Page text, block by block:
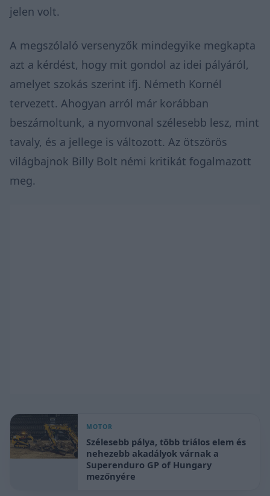
jelen volt.
A megszólaló versenyzők mindegyike megkapta
azt a kérdést, hogy mit gondol az idei pályáról,
amelyet szokás szerint ifj. Németh Kornél
tervezett. Ahogyan arról már korábban
beszámoltunk, a nyomvonal szélesebb lesz, mint
tavaly, és a jellege is változott. Az ötszörös
világbajnok Billy Bolt némi kritikát fogalmazott
meg.
MOTOR
Szélesebb pálya, több triálos elem és
nehezebb akadályok várnak a
Superenduro GP of Hungary
mezőnyére